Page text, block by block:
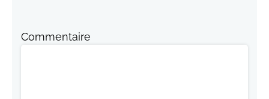
Commentaire